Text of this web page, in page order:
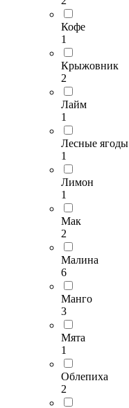
Кофе
1
Крыжовник
2
Лайм
1
Лесные ягоды
1
Лимон
1
Мак
2
Малина
6
Манго
3
Мята
1
Облепиха
2